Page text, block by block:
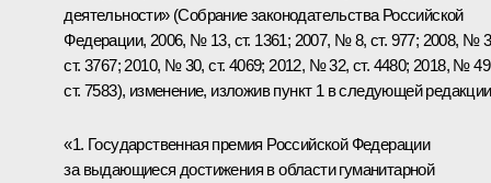
деятельности» (Собрание законодательства Российской
Федерации, 2006, № 13, ст. 1361; 2007, № 8, ст. 977; 2008, №
ст. 3767; 2010, № 30, ст. 4069; 2012, № 32, ст. 4480; 2018, №
ст. 7583), изменение, изложив пункт 1 в следующей
«1. Государственная премия Российской Федерации
за выдающиеся достижения в области гуманитарной